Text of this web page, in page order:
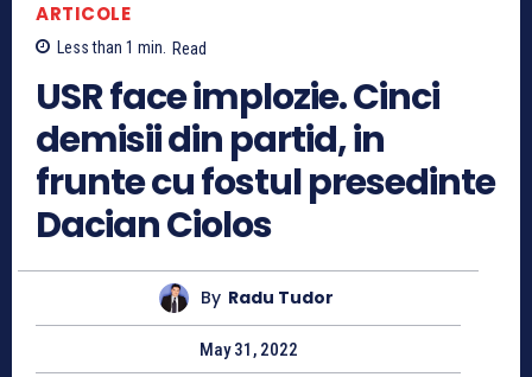
ARTICOLE
Less than 1 min. Read
USR face implozie. Cinci
demisii din partid, in
frunte cu fostul presedinte
Dacian Ciolos
By Radu Tudor
May 31, 2022